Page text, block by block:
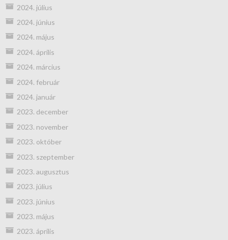
2024. július
2024. június
2024. május
2024. április
2024. március
2024. február
2024. január
2023. december
2023. november
2023. október
2023. szeptember
2023. augusztus
2023. július
2023. június
2023. május
2023. április